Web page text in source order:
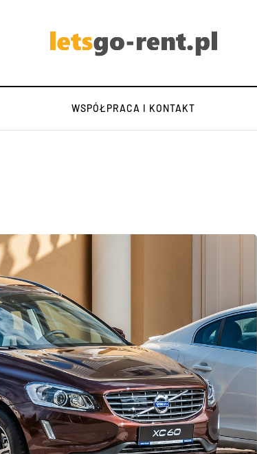
WSPÓŁPRACA I KONTAKT